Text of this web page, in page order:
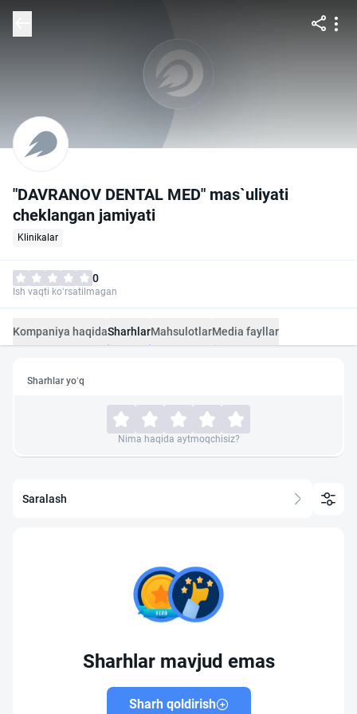
"DAVRANOV DENTAL MED" mas`uliyati
cheklangan jamiyati
Klinikalar
0
Ish vaqti ko‘rsatilmagan
Kompaniya haqidaSharhlarMahsulotlarMedia fayllar
Sharhlar yo‘q
Nima haqida aytmoqchisiz?
Saralash
Sharhlar mavjud emas
Sharh qoldirish